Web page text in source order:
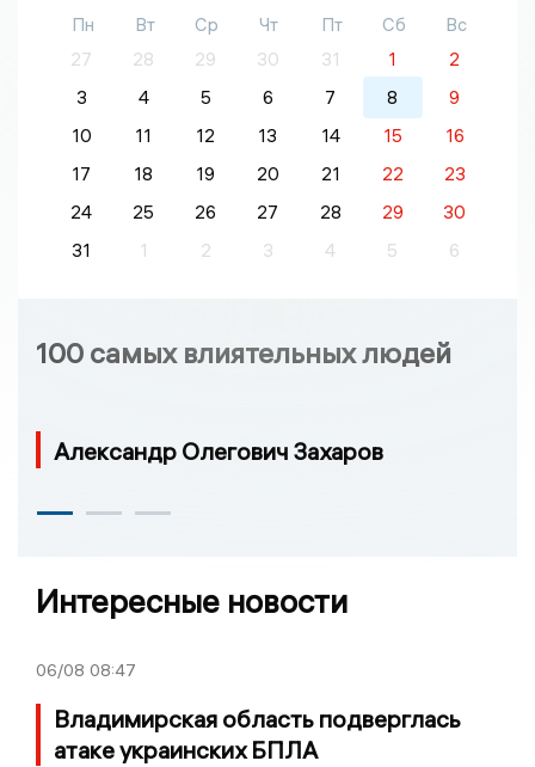
Пн Вт Ср Чт Пт Сб
Вс
27
28 29 30 31 1
2
3
4 5 6 7 8
9
10
11 12 13 14 15
16
17
18 19 20 21 22
23
24
25 26 27 28 29
30
31
1 2 3 4 5 6
100 самых влиятельных людей
Александр Олегович Захаров
Интересные новости
06/08 08:47
Владимирская область подверглась
атаке украинских БПЛА